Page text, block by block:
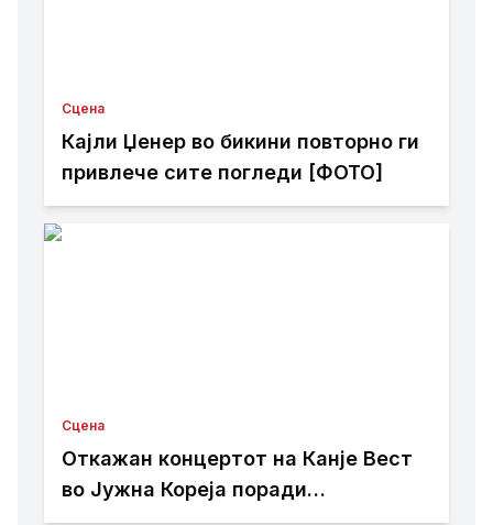
Сцена
Кајли Џенер во бикини повторно ги
привлече сите погледи [ФОТО]
Сцена
Откажан концертот на Канје Вест
во Јужна Кореја поради
контроверзии